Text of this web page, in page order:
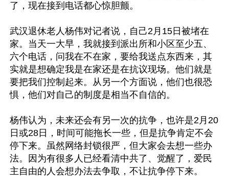
了，现在接到电话都心惊胆颤。
武汉退休老人杨伟对记者说，自己2月15日被堵在
家。当天一大早，我就接到派出所和小区至少五、
六个电话，问我在不在家，要给我送点东西来，其
实就是想确定我是在家还是在抗议现场。他们就是
要把我们控制起来。从另一个方面说，他们也很恐
惧，他们对自己的制度是相当不自信的。
杨伟认为，未来还会有另一次的抗争，也许是2月20
日或28日，时间可能拖长一些，但是抗争肯定不会
停下来。虽然网络封锁很严，但大家会去想一些办
法。因为有很多人已经看清中共了、觉醒了，爱民
主自由的人会想办法去争取，不让抗争停下来。